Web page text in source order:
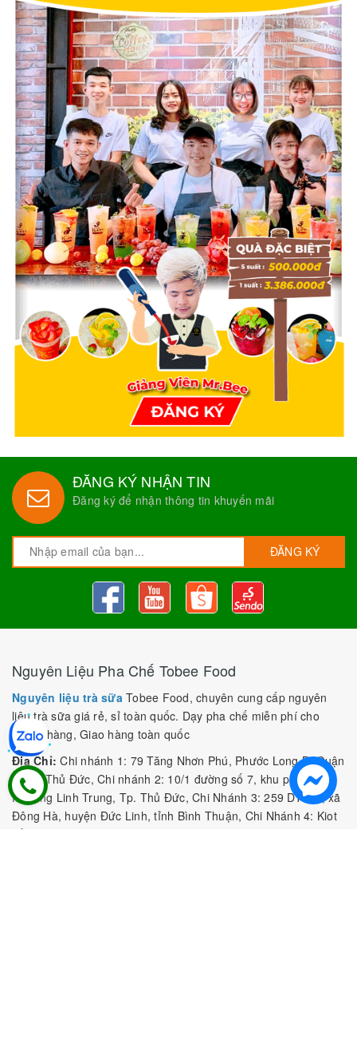
ĐĂNG KÝ NHẬN TIN
Đăng ký để nhận thông tin khuyến mãi
ĐĂNG KÝ
Nguyên Liệu Pha Chế Tobee Food
Nguyên liệu trà sữa Tobee Food, chuyên cung cấp nguyên
liệu trà sữa giá rẻ, sỉ toàn quốc. Dạy pha chế miễn phí cho
khách hàng, Giao hàng toàn quốc
Địa Chỉ: Chi nhánh 1: 79 Tăng Nhơn Phú, Phước Long B, Quận
9, TP. Thủ Đức, Chi nhánh 2: 10/1 đường số 7, khu phố 3,
Phường Linh Trung, Tp. Thủ Đức, Chi Nhánh 3: 259 DT766, xã
Đông Hà, huyện Đức Linh, tỉnh Bình Thuận, Chi Nhánh 4: Kiot
số 1 - Chợ Túy Loan - Đường Quảng Xương - Hòa Phong - Hòa